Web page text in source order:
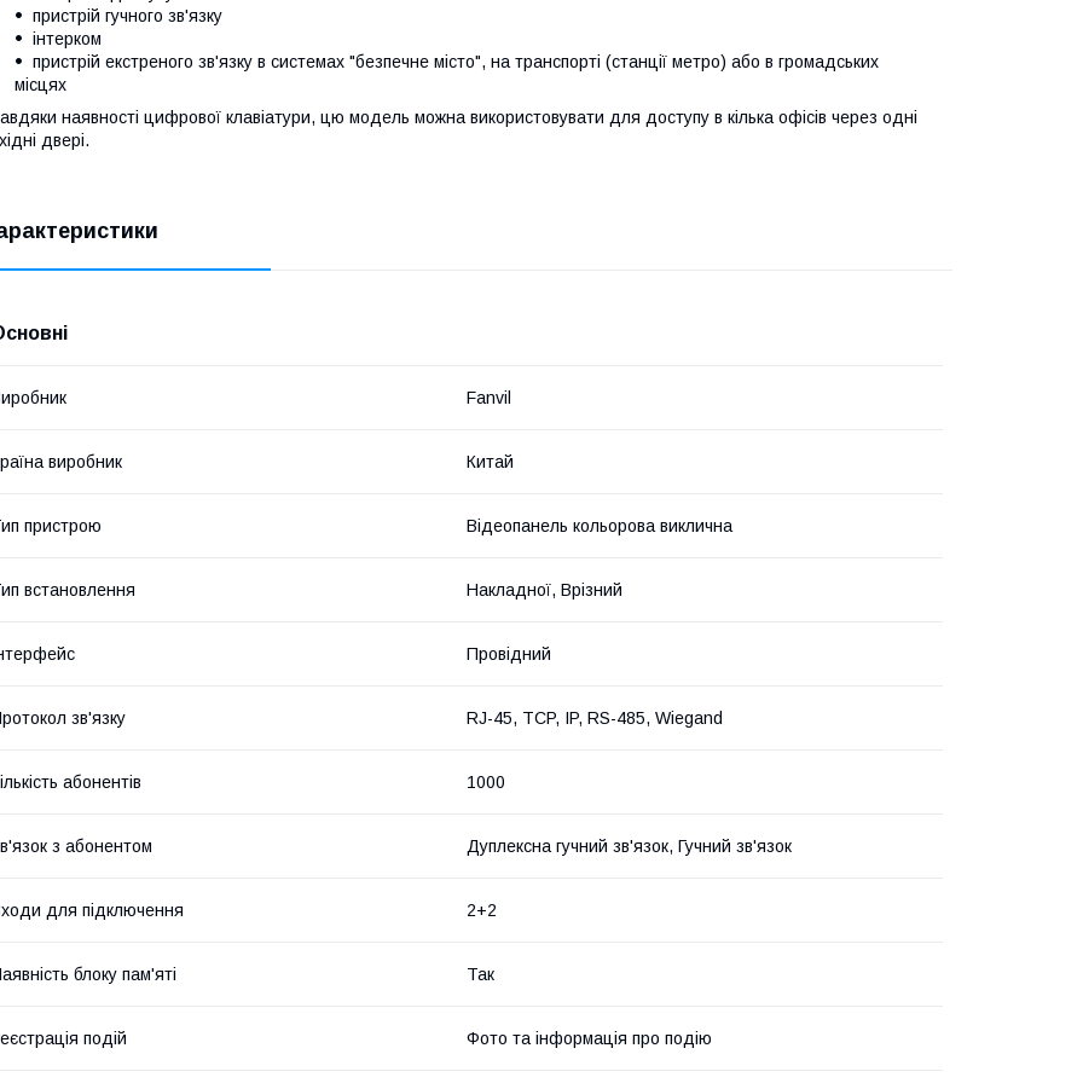
пристрій гучного зв'язку
інтерком
пристрій екстреного зв'язку в системах "безпечне місто", на транспорті (станції метро) або в громадських
місцях
наявності цифрової клавіатури, цю модель можна використовувати для доступу в кілька офісів через одні
двері.
Fanvil
виробник Китай
пристрою Відеопанель кольорова виклична
встановлення Накладної, Врізний
Провідний
зв'язку RJ-45, TCP, IP, RS-485, Wiegand
абонентів 1000
з абонентом Дуплексна гучний зв'язок, Гучний зв'язок
для підключення 2+2
блоку пам'яті Так
подій Фото та інформація про подію